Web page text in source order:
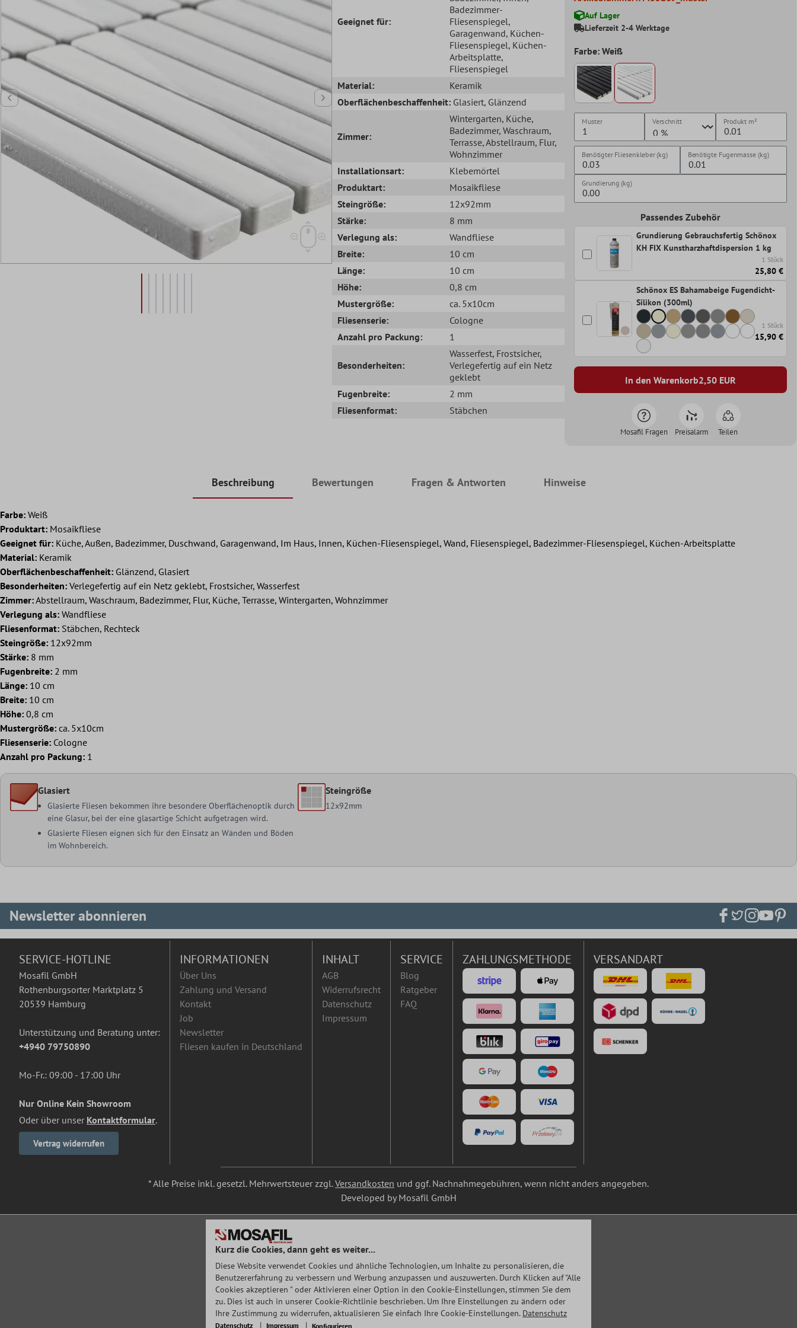
Geeignet für:
Badezimmer-
Fliesenspiegel,
Garagenwand, Küchen-
Fliesenspiegel, Küchen-
Arbeitsplatte,
Fliesenspiegel
Material:
Keramik
Oberflächenbeschaffenheit: Glasiert, Glänzend
Zimmer:
Wintergarten, Küche,
Badezimmer, Waschraum,
Terrasse, Abstellraum, Flur,
Wohnzimmer
Installationsart:
Klebemörtel
Produktart:
Mosaikfliese
Steingröße:
12x92mm
Stärke:
8 mm
Verlegung als:
Wandfliese
Breite:
10 cm
Länge:
10 cm
Höhe:
0,8 cm
Mustergröße:
ca. 5x10cm
Fliesenserie:
Cologne
Anzahl pro Packung:
1
Besonderheiten:
Wasserfest, Frostsicher,
Verlegefertig auf ein Netz
geklebt
Fugenbreite:
2 mm
Fliesenformat:
Stäbchen
Auf Lager
Lieferzeit 2-4 Werktage
Farbe: Weiß
Muster Verschnitt Produkt m²
Benötigter Fliesenkleber (kg) Benötigte Fugenmasse (kg)
Grundierung (kg)
Passendes Zubehör
Grundierung Gebrauchsfertig Schönox
KH FIX Kunstharzhaftdispersion 1 kg
1 Stück
25,80 €
Schönox ES Bahamabeige Fugendicht-
Silikon (300ml)
1 Stück
15,90 €
In den Warenkorb2,50EUR
Mosafil Fragen Preisalarm Teilen
Beschreibung Bewertungen Fragen & Antworten Hinweise
Farbe: Weiß
Produktart: Mosaikfliese
Geeignet für: Küche, Außen, Badezimmer, Duschwand, Garagenwand, Im Haus, Innen, Küchen-Fliesenspiegel, Wand, Fliesenspiegel, Badezimmer-Fliesenspiegel, Küchen-Arbeitsplatte
Material: Keramik
Oberflächenbeschaffenheit: Glänzend, Glasiert
Besonderheiten: Verlegefertig auf ein Netz geklebt, Frostsicher, Wasserfest
Zimmer:Abstellraum, Waschraum, Badezimmer, Flur, Küche, Terrasse, Wintergarten, Wohnzimmer
Verlegung als: Wandfliese
Fliesenformat: Stäbchen, Rechteck
Steingröße: 12x92mm
Stärke: 8 mm
Fugenbreite: 2 mm
Länge: 10 cm
Breite: 10 cm
Höhe: 0,8 cm
Mustergröße: ca. 5x10cm
Fliesenserie: Cologne
Anzahl pro Packung: 1
Glasiert
Glasierte Fliesen bekommen ihre besondere Oberflächenoptik durch
eine Glasur, bei der eine glasartige Schicht aufgetragen wird.
Glasierte Fliesen eignen sich für den Einsatz an Wänden und Böden
im Wohnbereich.
Steingröße
12x92mm
Newsletter abonnieren
SERVICE-HOTLINE
Mosafil GmbH
Rothenburgsorter Marktplatz 5
20539 Hamburg
Unterstützung und Beratung unter:
+4940 79750890
Mo-Fr.: 09:00 - 17:00 Uhr
Nur Online Kein Showroom
Oder über unser Kontaktformular.
Vertrag widerrufen
INFORMATIONEN
Über Uns
Zahlung und Versand
Kontakt
Job
Newsletter
Fliesen kaufen in Deutschland
INHALT
AGB
Widerrufsrecht
Datenschutz
Impressum
SERVICE
Blog
Ratgeber
FAQ
ZAHLUNGSMETHODE VERSANDART
* Alle Preise inkl. gesetzl. Mehrwertsteuer zzgl.Versandkosten und ggf. Nachnahmegebühren, wenn nicht anders angegeben.
Developed by Mosafil GmbH
Kurz die Cookies, dann geht es weiter...
Diese Website verwendet Cookies und ähnliche Technologien, um Inhalte zu personalisieren, die
Benutzererfahrung zu verbessern und Werbung anzupassen und auszuwerten. Durch Klicken auf "Alle
Cookies akzeptieren " oder Aktivieren einer Option in den Cookie-Einstellungen, stimmen Sie dem
zu. Dies ist auch in unserer Cookie-Richtlinie beschrieben. Um Ihre Einstellungen zu ändern oder
Ihre Zustimmung zu widerrufen, aktualisieren Sie einfach Ihre Cookie-Einstellungen. Datenschutz
Datenschutz Impressum Konfigurieren